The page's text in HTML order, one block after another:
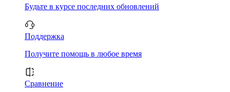
Будьте в курсе последних обновлений
Поддержка
Получите помощь в любое время
Сравнение